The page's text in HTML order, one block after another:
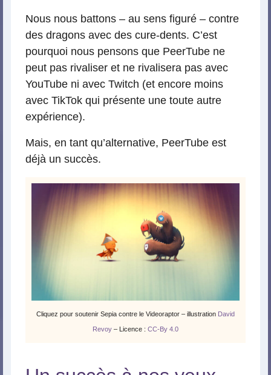
Nous nous battons – au sens figuré – contre
des dragons avec des cure-dents. C’est
pourquoi nous pensons que PeerTube ne
peut pas rivaliser et ne rivalisera pas avec
YouTube ni avec Twitch (et encore moins
avec TikTok qui présente une toute autre
expérience).
Mais, en tant qu’alternative, PeerTube est
déjà un succès.
Cliquez pour soutenir Sepia contre le Videoraptor – illustration David
Revoy – Licence : CC-By 4.0